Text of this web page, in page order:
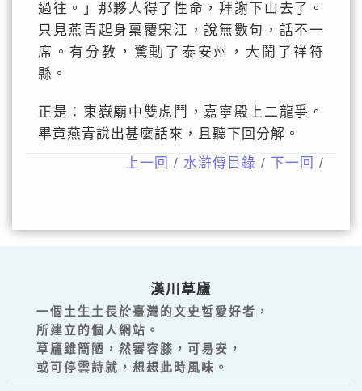
過往。」那夥人得了性命，拜謝下山去了。
只見燕青起身稟覆宋江，說無數句，話不一
席。有分教，驚動了泰安州，大鬧了祥符
縣。
正是：東嶽廟中雙虎鬥，嘉寧殿上二龍爭。
畢竟燕青說出甚麼話來，且聽下回分解。
上一回 / 水滸傳目錄 / 下一回 /
漢川草廬
一個土生土長於臺灣的文史哲愛好者，
所建立的個人網站。
草廬雖簡陋，然審容膝，可易安，
或可停雲詩就，想想此時風味。